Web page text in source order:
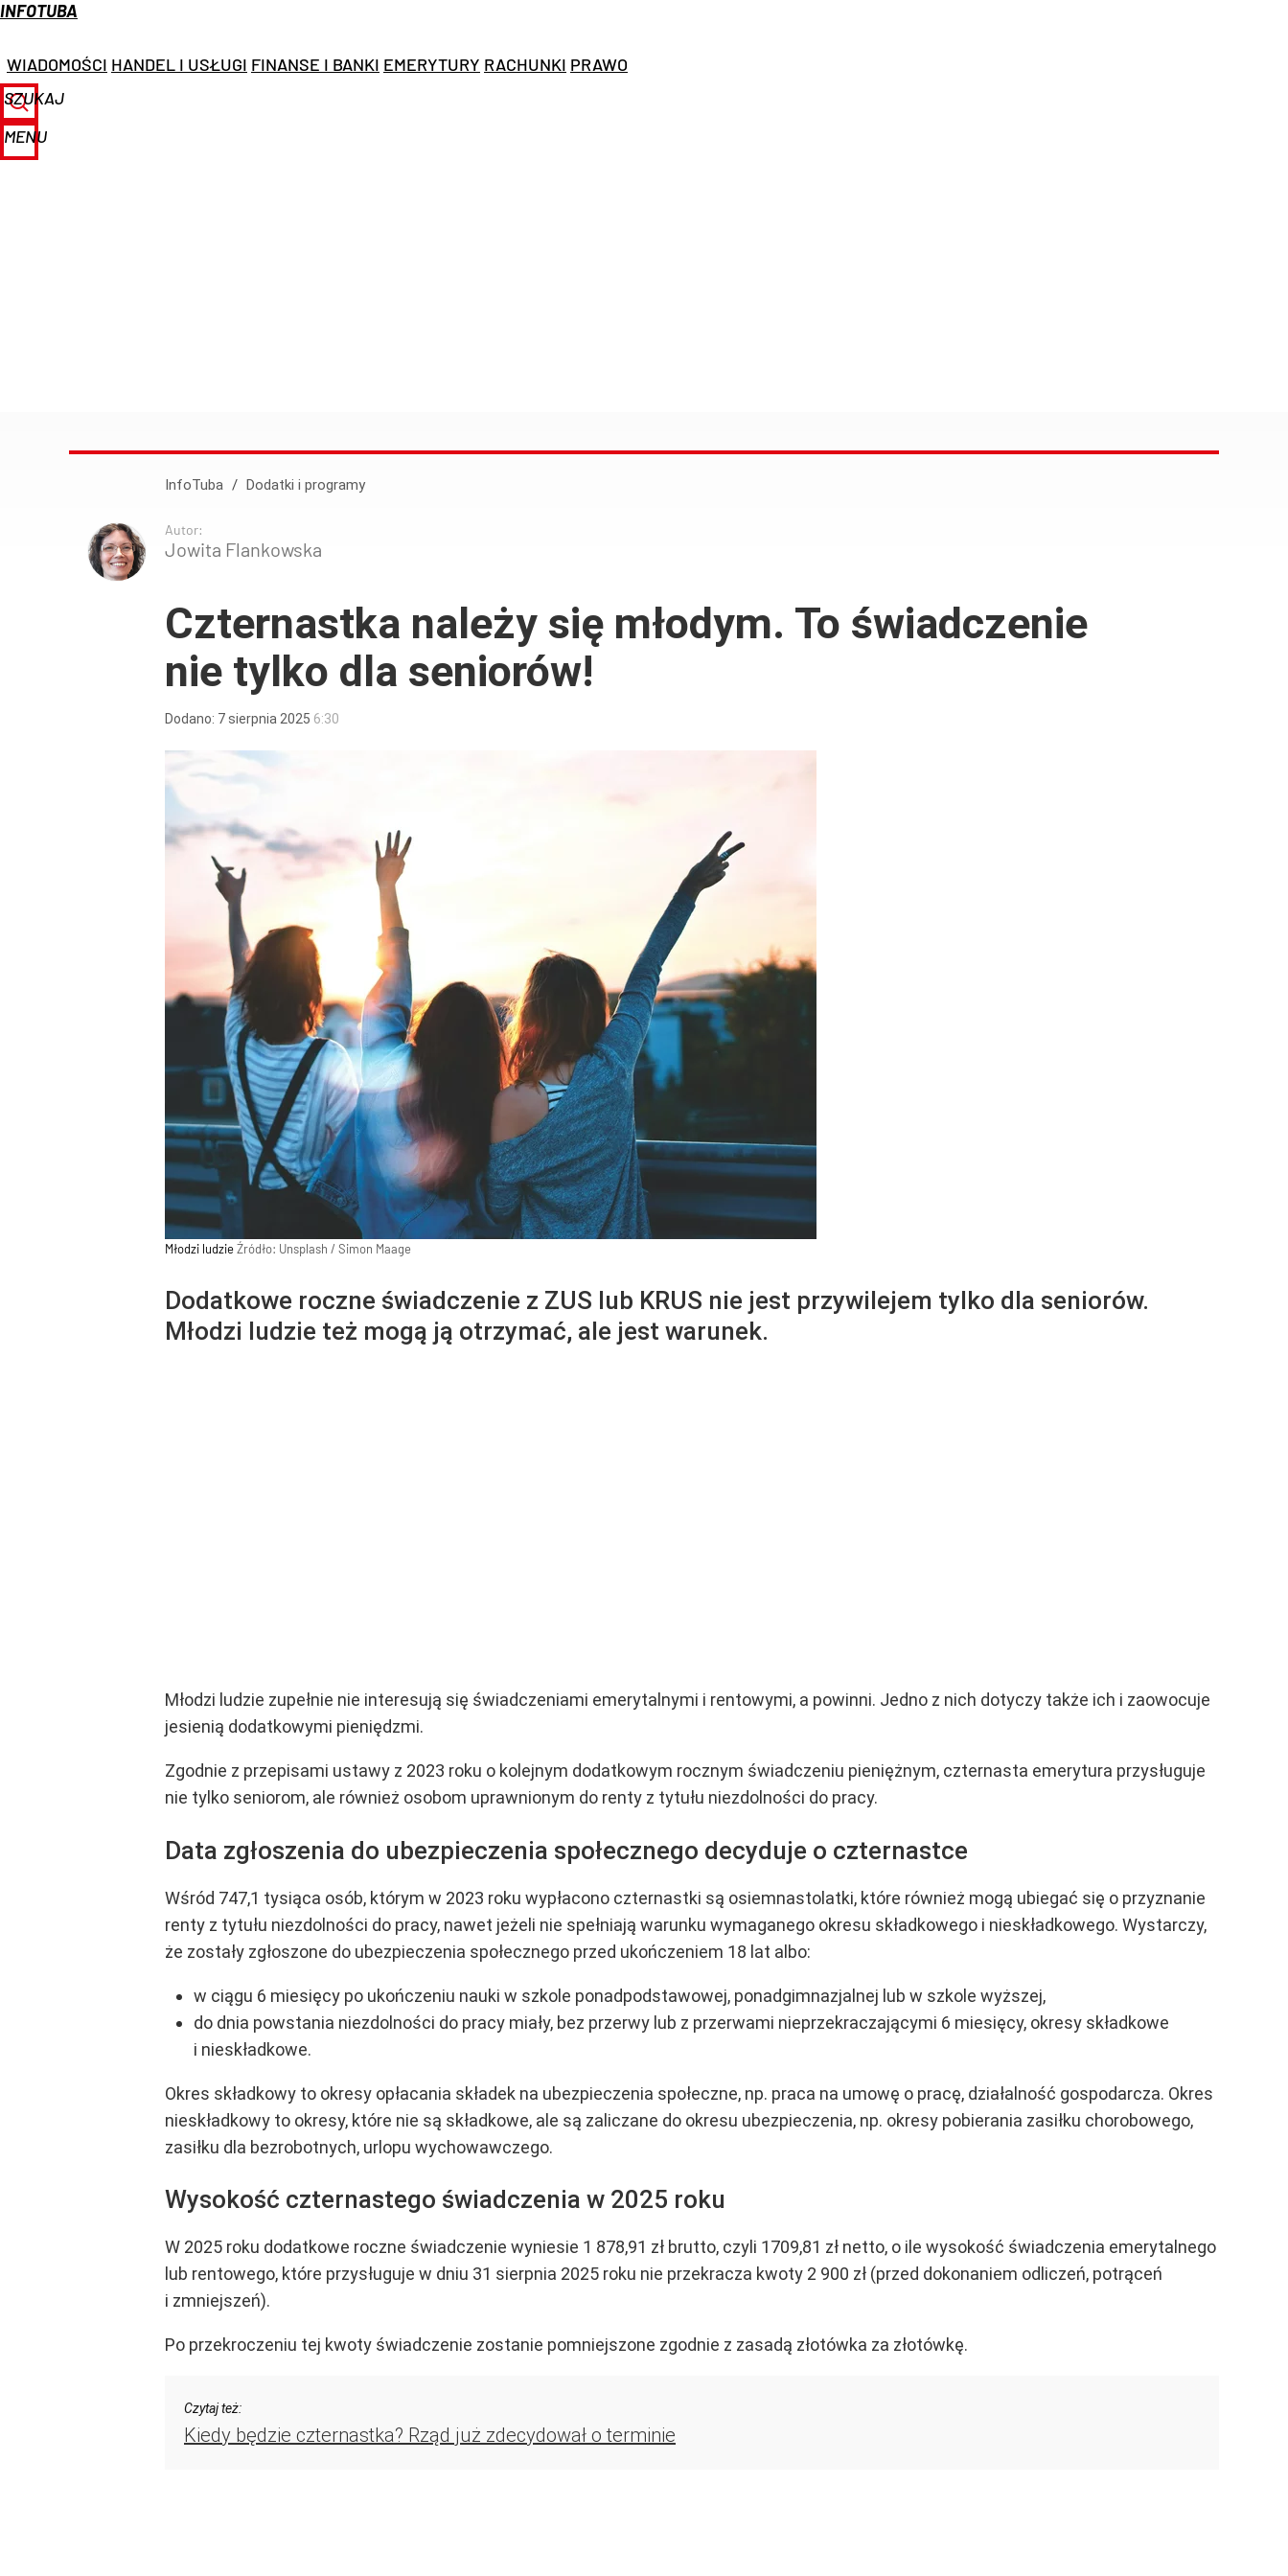
INFOTUBA
WIADOMOŚCI HANDEL I USŁUGI FINANSE I BANKI EMERYTURY RACHUNKI PRAWO
SZUKAJ
MENU
InfoTuba / Dodatki i programy
Autor:
Jowita Flankowska
Czternastka należy się młodym. To świadczenie
nie tylko dla seniorów!
Dodano: 7sierpnia 2025 6:30
Młodzi ludzieŹródło: Unsplash / Simon Maage
Dodatkowe roczne świadczenie z ZUS lub KRUS nie jest przywilejem tylko dla seniorów.
Młodzi ludzie też mogą ją otrzymać, ale jest warunek.
Młodzi ludzie zupełnie nie interesują się świadczeniami emerytalnymi i rentowymi, a powinni. Jedno z nich dotyczy także ich i zaowocuje
jesienią dodatkowymi pieniędzmi.
Zgodnie z przepisami ustawy z 2023 roku o kolejnym dodatkowym rocznym świadczeniu pieniężnym, czternasta emerytura przysługuje
nie tylko seniorom, ale również osobom uprawnionym do renty z tytułu niezdolności do pracy.
Data zgłoszenia do ubezpieczenia społecznego decyduje o czternastce
Wśród 747,1 tysiąca osób, którym w 2023 roku wypłacono czternastki są osiemnastolatki, które również mogą ubiegać się o przyznanie
renty z tytułu niezdolności do pracy, nawet jeżeli nie spełniają warunku wymaganego okresu składkowego i nieskładkowego. Wystarczy,
że zostały zgłoszone do ubezpieczenia społecznego przed ukończeniem 18 lat albo:
w ciągu 6 miesięcy po ukończeniu nauki w szkole ponadpodstawowej, ponadgimnazjalnej lub w szkole wyższej,
do dnia powstania niezdolności do pracy miały, bez przerwy lub z przerwami nieprzekraczającymi 6 miesięcy, okresy składkowe
i nieskładkowe.
Okres składkowy to okresy opłacania składek na ubezpieczenia społeczne, np. praca na umowę o pracę, działalność gospodarcza. Okres
nieskładkowy to okresy, które nie są składkowe, ale są zaliczane do okresu ubezpieczenia, np. okresy pobierania zasiłku chorobowego,
zasiłku dla bezrobotnych, urlopu wychowawczego.
Wysokość czternastego świadczenia w 2025 roku
W 2025 roku dodatkowe roczne świadczenie wyniesie 1 878,91 zł brutto, czyli 1709,81 zł netto, o ile wysokość świadczenia emerytalnego
lub rentowego, które przysługuje w dniu 31 sierpnia 2025 roku nie przekracza kwoty 2 900 zł (przed dokonaniem odliczeń, potrąceń
i zmniejszeń).
Po przekroczeniu tej kwoty świadczenie zostanie pomniejszone zgodnie z zasadą złotówka za złotówkę.
Czytaj też:
Kiedy będzie czternastka? Rząd już zdecydował o terminie